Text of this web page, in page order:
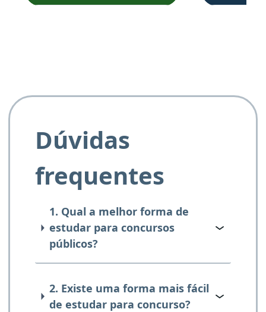
Dúvidas
frequentes
1. Qual a melhor forma de
estudar para concursos
públicos?
2. Existe uma forma mais fácil
de estudar para concurso?